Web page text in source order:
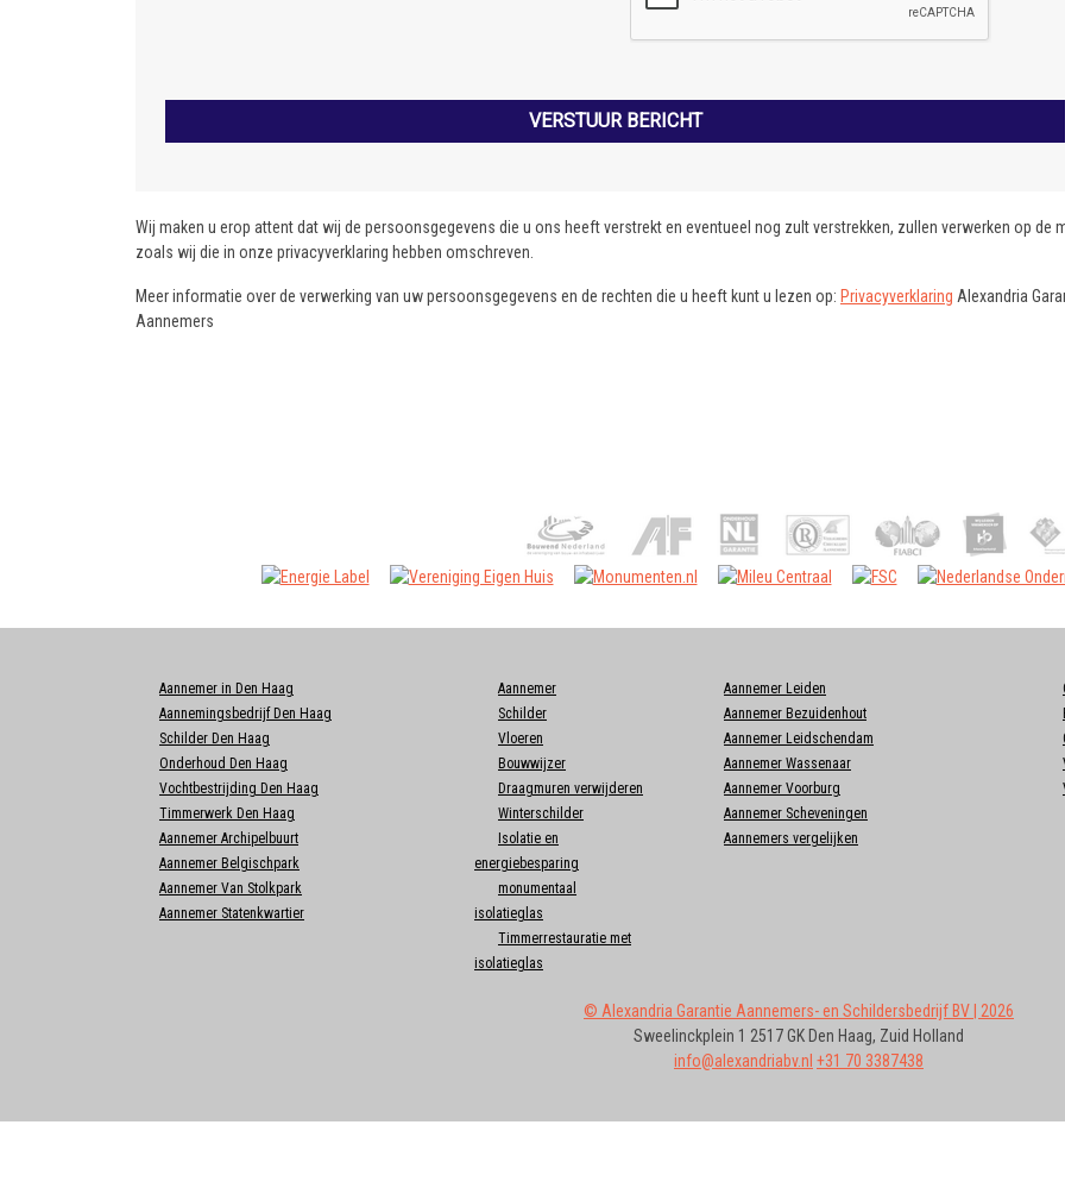
VERSTUUR BERICHT
Wij maken u erop attent dat wij de persoonsgegevens die u ons heeft verstrekt en eventueel nog zult verstrekken, zullen verwerken op de
zoals wij die in onze privacyverklaring hebben omschreven.
Meer informatie over de verwerking van uw persoonsgegevens en de rechten die u heeft kunt u lezen op: Privacyverklaring Alexandria
Aannemers
Aannemer in Den Haag
Aannemingsbedrijf Den Haag
Schilder Den Haag
Onderhoud Den Haag
Vochtbestrijding Den Haag
Timmerwerk Den Haag
Aannemer Archipelbuurt
Aannemer Belgischpark
Aannemer Van Stolkpark
Aannemer Statenkwartier
Aannemer
Schilder
Vloeren
Bouwwijzer
Draagmuren verwijderen
Winterschilder
Isolatie en
energiebesparing
monumentaal
isolatieglas
Timmerrestauratie met
isolatieglas
Aannemer Leiden
Aannemer Bezuidenhout
Aannemer Leidschendam
Aannemer Wassenaar
Aannemer Voorburg
Aannemer Scheveningen
Aannemers vergelijken
© Alexandria Garantie Aannemers- en Schildersbedrijf BV | 2026
Sweelinckplein 1 2517 GK Den Haag, Zuid Holland
info@alexandriabv.nl +31 70 3387438